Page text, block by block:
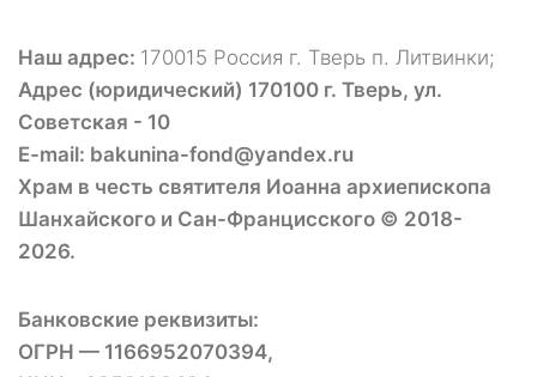
Наш адрес: 170015 Россия г. Тверь п. Литвинки;
Адрес (юридический) 170100 г. Тверь, ул.
Советская - 10
E-mail: bakunina-fond@yandex.ru
Храм в честь святителя Иоанна архиепископа
Шанхайского и Сан-Францисского © 2018-
2026.
Банковские реквизиты:
ОГРН — 1166952070394,